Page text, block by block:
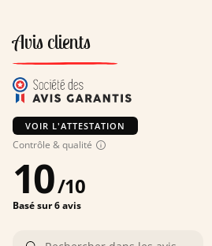
Avis clients
VOIR L'ATTESTATION
Contrôle & qualité
10/10
Basé sur 6 avis